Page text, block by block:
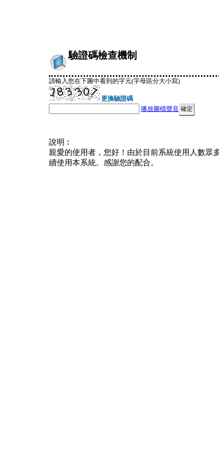
驗證碼檢查機制
請輸入您在下圖中看到的字元(字母區分大小寫)
更換驗證碼
播放圖檔聲音
說明︰
親愛的使用者，您好！由於目前系統使用人數眾
續使用本系統。感謝您的配合。